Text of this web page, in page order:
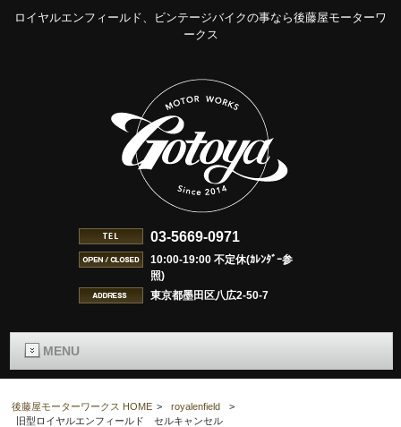
ロイヤルエンフィールド、ビンテージバイクの事なら後藤屋モーターワ
ークス
03-5669-0971
10:00-19:00 不定休(ｶﾚﾝﾀﾞｰ参
照)
東京都墨田区八広2-50-7
MENU
後藤屋モーターワークス HOME > royalenfield
>
旧型ロイヤルエンフィールド セルキャンセル